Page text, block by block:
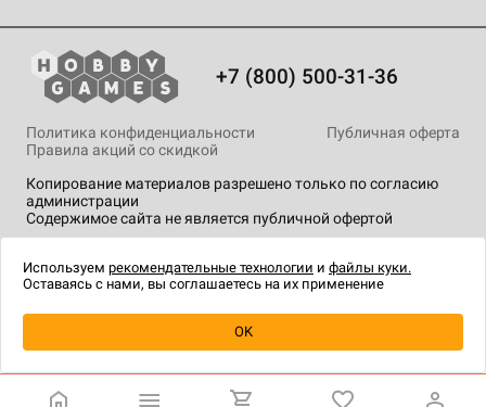
Уведомить о наличии
+7 (800) 500-31-36
Копирование материалов разрешено только по согласию
администрации
Содержимое сайта не является публичной офертой
Политика конфиденциальности
Публичная оферта
Правила акций со скидкой
технологии.
Используем рекомендательные технологии и файлы куки.
Оставаясь с нами, вы соглашаетесь на их применение
OK